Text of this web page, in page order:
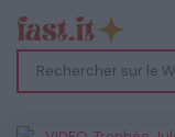
images
Ultim 3,